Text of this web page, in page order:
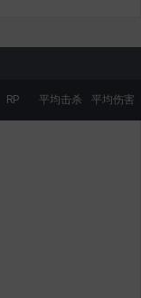
RP 平均击杀 平均伤害